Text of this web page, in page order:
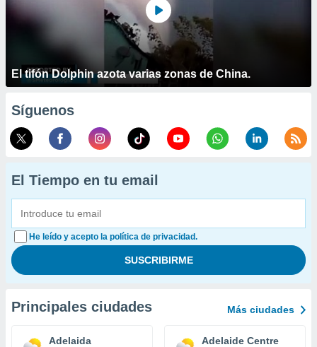
El tifón Dolphin azota varias zonas de China.
Síguenos
El Tiempo en tu email
He leído y acepto la política de privacidad.
Principales ciudades Más ciudades
Adelaida Adelaide Centre